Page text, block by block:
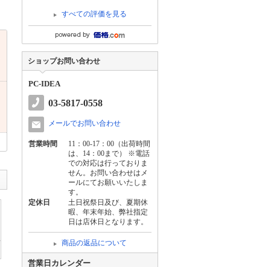
すべての評価を見る
ショップお問い合わせ
PC-IDEA
03-5817-0558
メールでお問い合わせ
営業時間
11：00-17：00（出荷時間
は、14：00まで） ※電話
での対応は行っておりま
せん。お問い合わせはメ
ールにてお願いいたしま
す。
定休日
土日祝祭日及び、夏期休
暇、年末年始、弊社指定
日は店休日となります。
商品の返品について
営業日カレンダー